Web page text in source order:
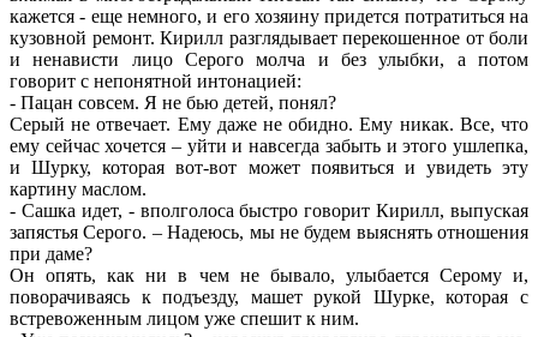
кажется - еще немного, и его хозяину придется потратиться на
кузовной ремонт. Кирилл разглядывает перекошенное от боли
и ненависти лицо Серого молча и без улыбки, а потом
говорит с непонятной интонацией:
- Пацан совсем. Я не бью детей, понял?
Серый не отвечает. Ему даже не обидно. Ему никак. Все, что
ему сейчас хочется – уйти и навсегда забыть и этого ушлепка,
и Шурку, которая вот-вот может появиться и увидеть эту
картину маслом.
- Сашка идет, - вполголоса быстро говорит Кирилл, выпуская
запястья Серого. – Надеюсь, мы не будем выяснять отношения
при даме?
Он опять, как ни в чем не бывало, улыбается Серому и,
поворачиваясь к подъезду, машет рукой Шурке, которая с
встревоженным лицом уже спешит к ним.